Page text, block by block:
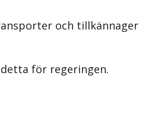
och tillkännager
för regeringen.